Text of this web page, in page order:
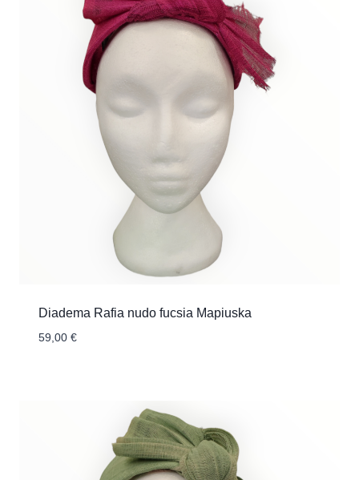
Diadema Rafia nudo fucsia Mapiuska
59,00 €